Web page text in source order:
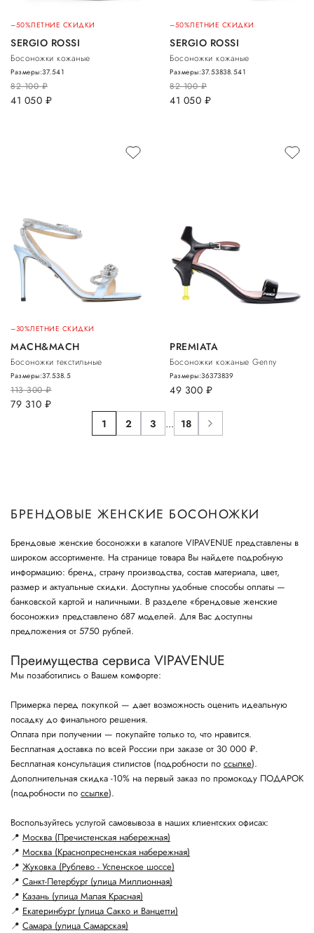
–50%ЛЕТНИЕ СКИДКИ
SERGIO ROSSI
Босоножки кожаные
82 100руб.
41 050 руб.
Размеры:37.541
–50%ЛЕТНИЕ СКИДКИ
SERGIO ROSSI
Босоножки кожаные
82 100руб.
41 050 руб.
Размеры:37.53838.541
–30%ЛЕТНИЕ СКИДКИ
MACH&MACH
Босоножки текстильные
113 300руб.
79 310 руб.
Размеры:37.538.5
PREMIATA
Босоножки кожаные Genny
49 300 руб.
Размеры:36373839
1 2 3 ... 18
БРЕНДОВЫЕ ЖЕНСКИЕ БОСОНОЖКИ
Брендовые женские босоножки в каталоге VIPAVENUE представлены в
широком ассортименте. На странице товара Вы найдете подробную
информацию: бренд, страну производства, состав материала, цвет,
размер и актуальные скидки. Доступны удобные способы оплаты —
банковской картой и наличными. В разделе «брендовые женские
босоножки» представлено 687 моделей. Для Вас доступны
предложения от 5750 рублей.
Преимущества сервиса VIPAVENUE
Мы позаботились о Вашем комфорте:
Примерка перед покупкой — дает возможность оценить идеальную
посадку до финального решения.
Оплата при получении — покупайте только то, что нравится.
Бесплатная доставка по всей России при заказе от 30 000 ₽.
Бесплатная консультация стилистов (подробности по ссылке).
Дополнительная скидка -10% на первый заказ по промокоду ПОДАРОК
(подробности по ссылке).
Воспользуйтесь услугой самовывоза в наших клиентских офисах:
📍 Москва (Пречистенская набережная)
📍 Москва (Краснопресненская набережная)
📍 Жуковка (Рублево - Успенское шоссе)
📍 Санкт-Петербург (улица Миллионная)
📍 Казань (улица Малая Красная)
📍 Екатеринбург (улица Сакко и Ванцетти)
📍 Самара (улица Самарская)